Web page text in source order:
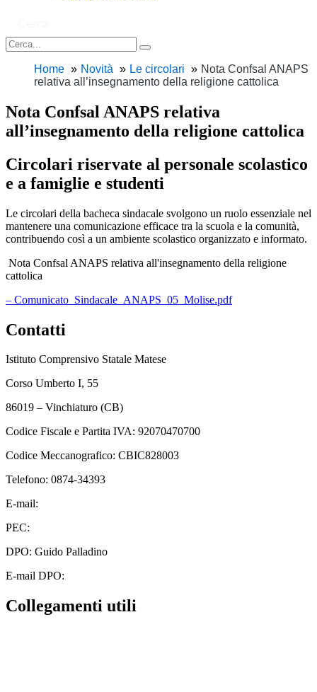
Home Novità Le circolari
Nota Confsal ANAPS
relativa all’insegnamento della religione cattolica
Nota Confsal ANAPS relativa
all’insegnamento della religione cattolica
Circolari riservate al personale scolastico
e a famiglie e studenti
Le circolari della bacheca sindacale svolgono un ruolo essenziale nel
mantenere una comunicazione efficace tra la scuola e la comunità,
contribuendo così a un ambiente scolastico organizzato e informato.
Nota Confsal ANAPS relativa all'insegnamento della religione
cattolica
– Comunicato_Sindacale_ANAPS_05_Molise.pdf
Contatti
Istituto Comprensivo Statale Matese
Corso Umberto I, 55
86019 – Vinchiaturo (CB)
Codice Fiscale e Partita IVA: 92070470700
Codice Meccanografico: CBIC828003
Telefono: 0874-34393
E-mail:
PEC:
DPO: Guido Palladino
E-mail DPO:
Collegamenti utili